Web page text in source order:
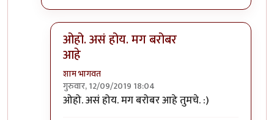
ओहो. असं होय. मग बरोबर
आहे
शाम भागवत
गुरुवार, 12/09/2019 18:04
In reply toभाऊ १००टक्के वपरले जाणे
ओहो. असं होय. मग बरोबर आहे तुमचे. :)